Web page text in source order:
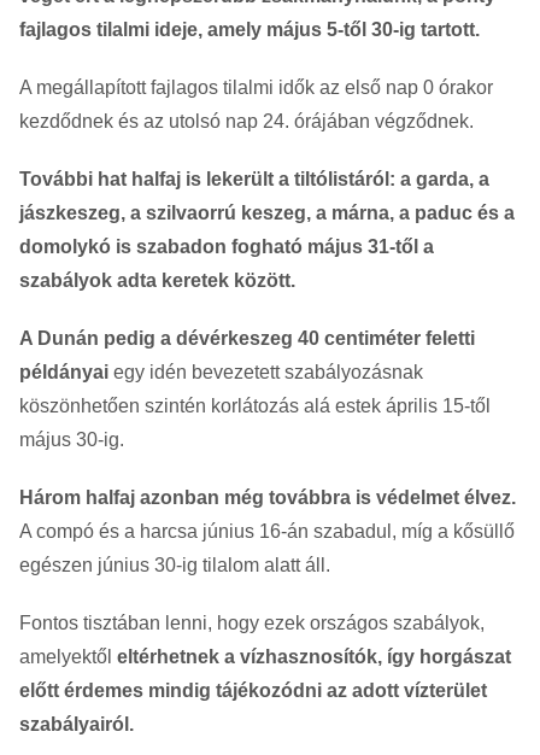
fajlagos tilalmi ideje, amely május 5-től 30-ig tartott.
A megállapított fajlagos tilalmi idők az első nap 0 órakor
kezdődnek és az utolsó nap 24. órájában végződnek.
További hat halfaj is lekerült a tiltólistáról: a garda, a
jászkeszeg, a szilvaorrú keszeg, a márna, a paduc és a
domolykó is szabadon fogható május 31-től a
szabályok adta keretek között.
A Dunán pedig a dévérkeszeg 40 centiméter feletti
példányai egy idén bevezetett szabályozásnak
köszönhetően szintén korlátozás alá estek április 15-től
május 30-ig.
Három halfaj azonban még továbbra is védelmet élvez.
A compó és a harcsa június 16-án szabadul, míg a kősüllő
egészen június 30-ig tilalom alatt áll.
Fontos tisztában lenni, hogy ezek országos szabályok,
amelyektől eltérhetnek a vízhasznosítók, így horgászat
előtt érdemes mindig tájékozódni az adott vízterület
szabályairól.